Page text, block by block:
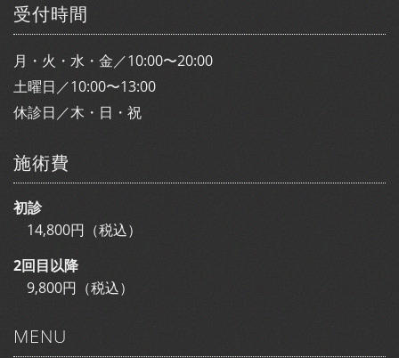
受付時間
月・火・水・金／10:00〜20:00
土曜日／10:00〜13:00
休診日／木・日・祝
施術費
初診
14,800円（税込）
2回目以降
9,800円（税込）
MENU